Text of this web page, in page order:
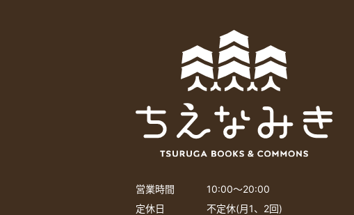
営業時間
10:00〜20:00
定休日
不定休(月1、2回)